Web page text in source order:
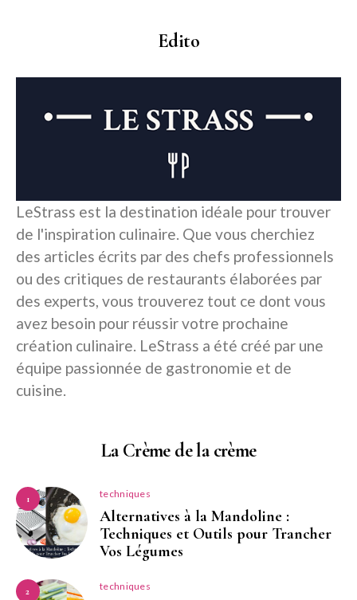
Edito
LeStrass est la destination idéale pour trouver
de l'inspiration culinaire. Que vous cherchiez
des articles écrits par des chefs professionnels
ou des critiques de restaurants élaborées par
des experts, vous trouverez tout ce dont vous
avez besoin pour réussir votre prochaine
création culinaire. LeStrass a été créé par une
équipe passionnée de gastronomie et de
cuisine.
La Crème de la crème
1 techniques
Alternatives à la Mandoline :
Techniques et Outils pour Trancher
Vos Légumes
2 techniques